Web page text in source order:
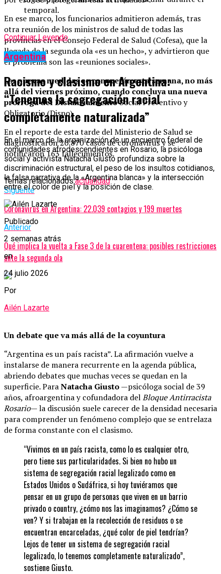
En ese marco, los funcionarios admitieron además, tras
otra reunión de los ministros de salud de todas las
provincias en el Consejo Federal de Salud (Cofesa), que la
llegada de la segunda ola «es un hecho», y advirtieron que
el problema son las «reuniones sociales».
Lasnuevas medidas se conocerán esta semana, no más
allá del viernes próximo, cuando concluya una nueva
prórroga del DistanciamientoSocial Preventivo y
Obligatorio (Dispo).
En el reporte de esta tarde del Ministerio de Salud se
diagnosticaron 20.870 casos de coronavirus y se
notificaron 163 fallecimientos.
Temas relacionados:actualidad
Siguente
Coronavirus en Argentina: 22.039 contagios y 199 muertes
Anterior
Qué implica la vuelta a Fase 3 de la cuarentena: posibles restricciones
ante la segunda ola
temporal.
Continuar Leyendo
Argentina
Racismo y clasismo en Argentina:
“Tenemos la segregación racial
completamente naturalizada”
En el marco de la organización de un encuentro federal de
comunidades afrodescendientes en Rosario, la psicóloga
social y activista Natacha Giusto profundiza sobre la
discriminación estructural, el peso de los insultos cotidianos,
la falsa narrativa de la «Argentina blanca» y la intersección
entre el color de piel y la posición de clase.
Publicado
2 semanas atrás
en
24 julio 2026
Por
Ailén Lazarte
Un debate que va más allá de la coyuntura
“Argentina es un país racista”. La afirmación vuelve a
instalarse de manera recurrente en la agenda pública,
abriendo debates que muchas veces se quedan en la
superficie. ParaNatacha Giusto—psicóloga social de 39
años, afroargentina y cofundadora delBloque Antirracista
Rosario— la discusión suele carecer de la densidad necesaria
para comprender un fenómeno complejo que se entrelaza
de forma constante con el clasismo.
“Vivimos en un país racista, como lo es cualquier otro,
pero tiene sus particularidades. Si bien no hubo un
sistema de segregación racial legalizado como en
Estados Unidos o Sudáfrica, si hoy tuviéramos que
pensar en un grupo de personas que viven en un barrio
privado o country, ¿cómo nos las imaginamos? ¿Cómo se
ven? Y si trabajan en la recolección de residuos o se
encuentran encarceladas, ¿qué color de piel tendrían?
Lejos de tener un sistema de segregación racial
legalizado, lo tenemos completamente naturalizado”,
sostiene Giusto.